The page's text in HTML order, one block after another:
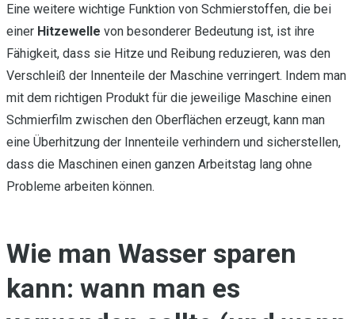
Eine weitere wichtige Funktion von Schmierstoffen, die bei
einer Hitzewelle von besonderer Bedeutung ist, ist ihre
Fähigkeit, dass sie Hitze und Reibung reduzieren, was den
Verschleiß der Innenteile der Maschine verringert. Indem man
mit dem richtigen Produkt für die jeweilige Maschine einen
Schmierfilm zwischen den Oberflächen erzeugt, kann man
eine Überhitzung der Innenteile verhindern und sicherstellen,
dass die Maschinen einen ganzen Arbeitstag lang ohne
Probleme arbeiten können.
Wie man Wasser sparen
kann: wann man es